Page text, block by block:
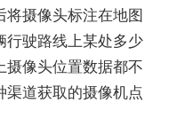
摄像头标注在地图
行驶路线上某处多少
像头位置数据都不
渠道获取的摄像机点